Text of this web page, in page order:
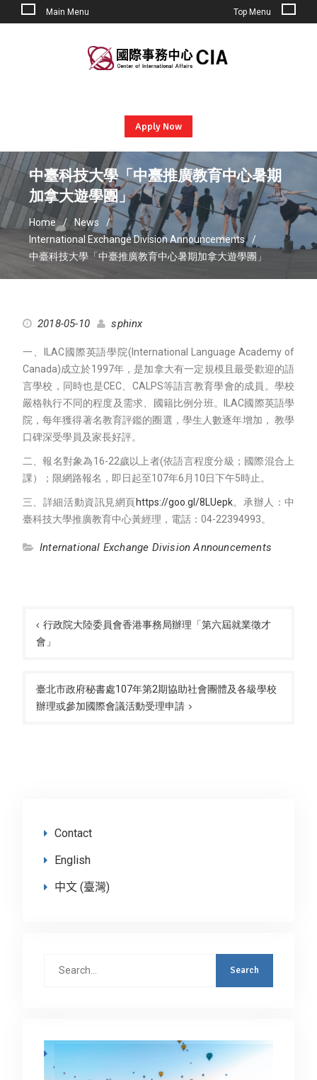
Main Menu Top Menu
Apply Now
中臺科技大學「中臺推廣教育中心暑期
加拿大遊學團」
Home
News
International Exchange Division Announcements
中臺科技大學「中臺推廣教育中心暑期加拿大遊學團」
2018-05-10 sphinx
一、ILAC國際英語學院(International Language Academy of
Canada)成立於1997年，是加拿大有一定規模且最受歡迎的語
言學校，同時也是CEC、CALPS等語言教育學會的成員。學校
嚴格執行不同的程度及需求、國籍比例分班。ILAC國際英語學
院，每年獲得著名教育評鑑的圈選，學生人數逐年增加， 教學
口碑深受學員及家長好評。
二、報名對象為16-22歲以上者(依語言程度分級；國際混合上
課）；限網路報名，即日起至107年6月10日下午5時止。
三、詳細活動資訊見網頁https://goo.gl/8LUepk。承辦人：中
臺科技大學推廣教育中心黃經理，電話：04-22394993。
International Exchange Division Announcements
navigation
行政院大陸委員會香港事務局辦理「第六屆就業徵才
會」
臺北市政府秘書處107年第2期協助社會團體及各級學校
辦理或參加國際會議活動受理申請
Contact
English
中文 (臺灣)